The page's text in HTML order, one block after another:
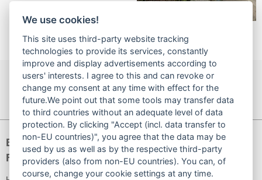
Baugenossenschaft
Familienheim Bad Säckingen eG
NACH OBEN SEITE DRUCKEN
We use cookies!
This site uses third-party website tracking
technologies to provide its services, constantly
improve and display advertisements according to
users' interests. I agree to this and can revoke or
change my consent at any time with effect for the
future.We point out that some tools may transfer data
to third countries without an adequate level of data
protection. By clicking "Accept (incl. data transfer to
non-EU countries)", you agree that the data may be
used by us as well as by the respective third-party
providers (also from non-EU countries). You can, of
course, change your cookie settings at any time.